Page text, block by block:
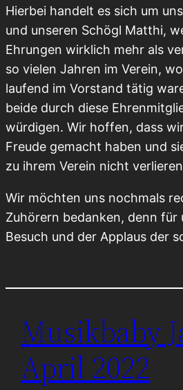
Hierbei handelt es sich um
und unseren Schögl Matthi,
Ehrungen wirklich mehr als
so vielen Jahren im Verein,
laufend im Vorstand tätig
beide durch diese
würdigen. Wir hoffen, dass
Freude gemacht haben und
zu ihrem Verein nicht
Wir möchten uns nochmals
Zuhörern bedanken, denn für
Besuch und der Applaus der
Musikbaby
April 2022